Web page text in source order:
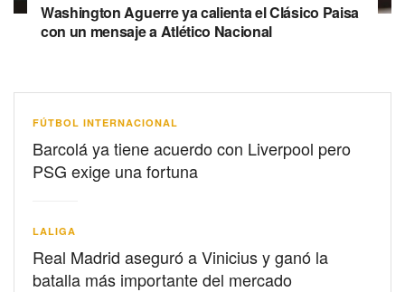
Washington Aguerre ya calienta el Clásico Paisa
con un mensaje a Atlético Nacional
FÚTBOL INTERNACIONAL
Barcolá ya tiene acuerdo con Liverpool pero
PSG exige una fortuna
LALIGA
Real Madrid aseguró a Vinicius y ganó la
batalla más importante del mercado